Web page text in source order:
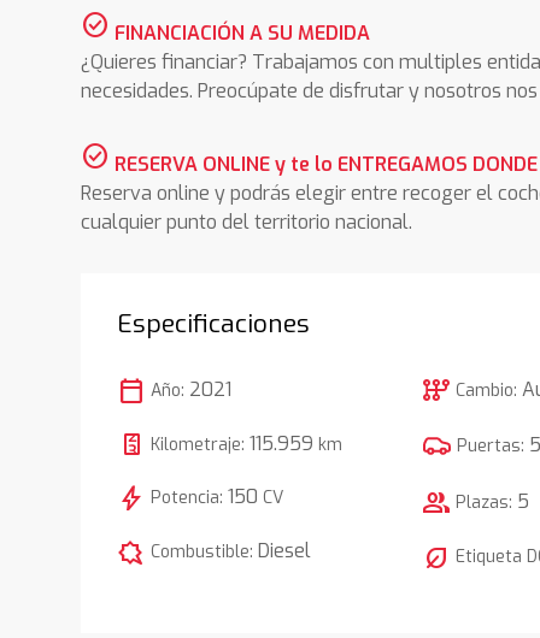
check_circle FINANCIACIÓN A SU MEDIDA
¿Quieres financiar? Trabajamos con multiples
necesidades. Preocúpate de disfrutar y nosotros
check_circle RESERVA ONLINE y te lo ENTREGAMOS
Reserva online y podrás elegir entre recoger el
cualquier punto del territorio nacional.
Especificaciones
calendar_today Año: 2021
Kilometraje:115.959 km
bolt Potencia:150 CV
comic_bubble Combustible:Diesel
auto_transmission Cambio:
Puertas: 5
group Plazas: 5
nest_eco_leaf Etiqueta